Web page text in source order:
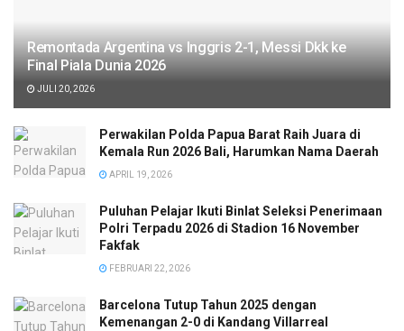
Remontada Argentina vs Inggris 2-1, Messi Dkk ke
Final Piala Dunia 2026
JULI 20, 2026
Perwakilan Polda Papua Barat Raih Juara di
Kemala Run 2026 Bali, Harumkan Nama Daerah
APRIL 19, 2026
Puluhan Pelajar Ikuti Binlat Seleksi Penerimaan
Polri Terpadu 2026 di Stadion 16 November
Fakfak
FEBRUARI 22, 2026
Barcelona Tutup Tahun 2025 dengan
Kemenangan 2-0 di Kandang Villarreal